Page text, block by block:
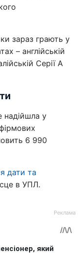
зараз грають у
– англійській
Серії А
надійшла у
6 990
дати та
в УПЛ.